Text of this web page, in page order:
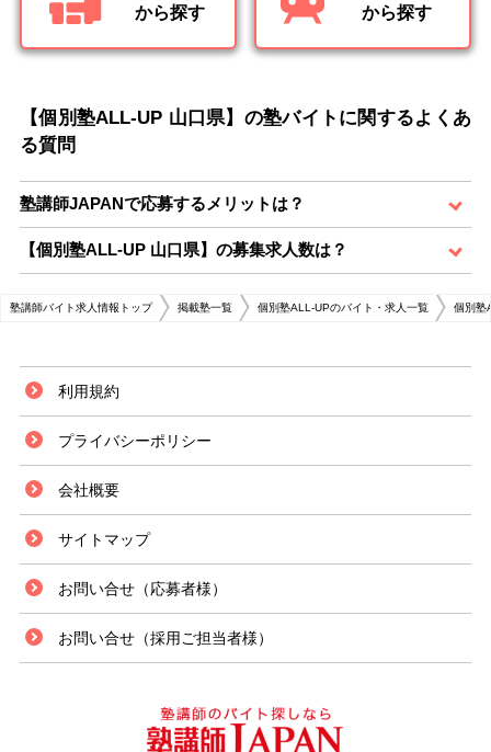
から探す から探す
【個別塾ALL-UP 山口県】の塾バイトに関するよくあ
る質問
塾講師JAPANで応募するメリットは？
【個別塾ALL-UP 山口県】の募集求人数は？
塾講師バイト求人情報トップ 掲載塾一覧 個別塾ALL-UPのバイト・求人一覧 個別塾
利用規約
プライバシーポリシー
会社概要
サイトマップ
お問い合せ（応募者様）
お問い合せ（採用ご担当者様）